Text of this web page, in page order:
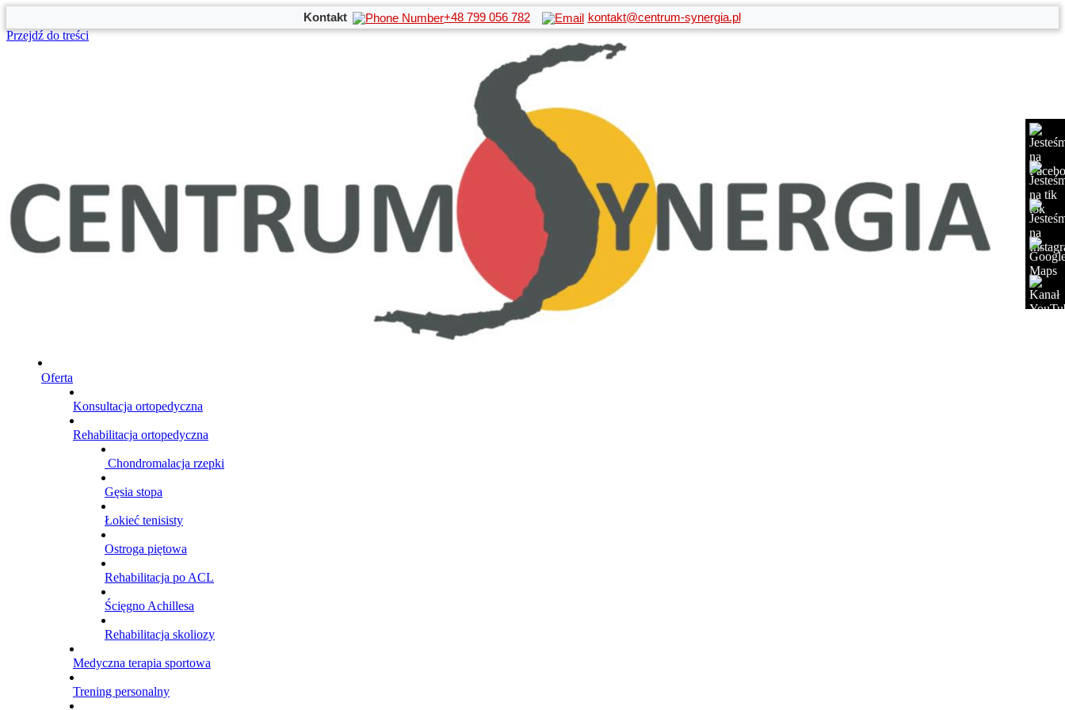
Kontakt +48 799 056 782
kontakt@centrum-synergia.pl
Przejdź do treści
Oferta
Konsultacja ortopedyczna
Rehabilitacja ortopedyczna
Chondromalacja rzepki
Gęsia stopa
Łokieć tenisisty
Ostroga piętowa
Rehabilitacja po ACL
Ścięgno Achillesa
Rehabilitacja skoliozy
Medyczna terapia sportowa
Trening personalny